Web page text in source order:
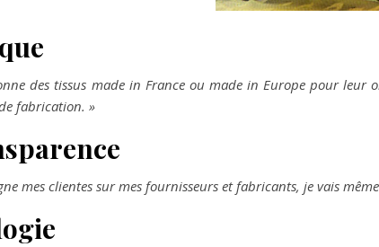
des tissus made in France ou made in Europe pour
fabrication. »
mes clientes sur mes fournisseurs et fabricants, je vais